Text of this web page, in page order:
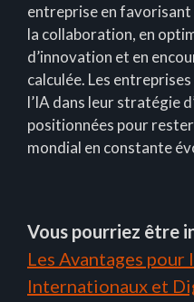
entreprise en
la collaboration, en
d’innovation et en
calculée. Les
l’IA dans leur stratégie
positionnées pour
mondial en constante
Vous pourriez être
Les Avantages pour
Internationaux et